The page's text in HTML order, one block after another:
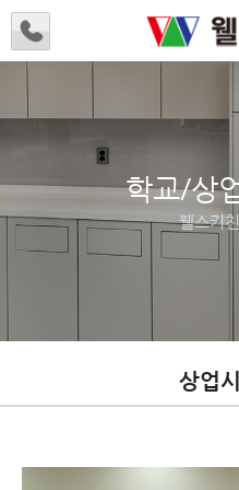
학교/상
웰스키
상업